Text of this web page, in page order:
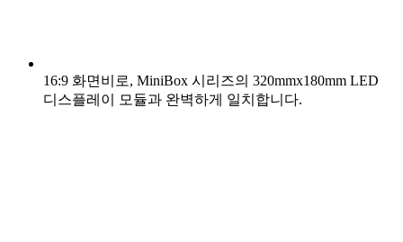
16:9 화면비로, MiniBox 시리즈의 320mmx180mm LED
디스플레이 모듈과 완벽하게 일치합니다.